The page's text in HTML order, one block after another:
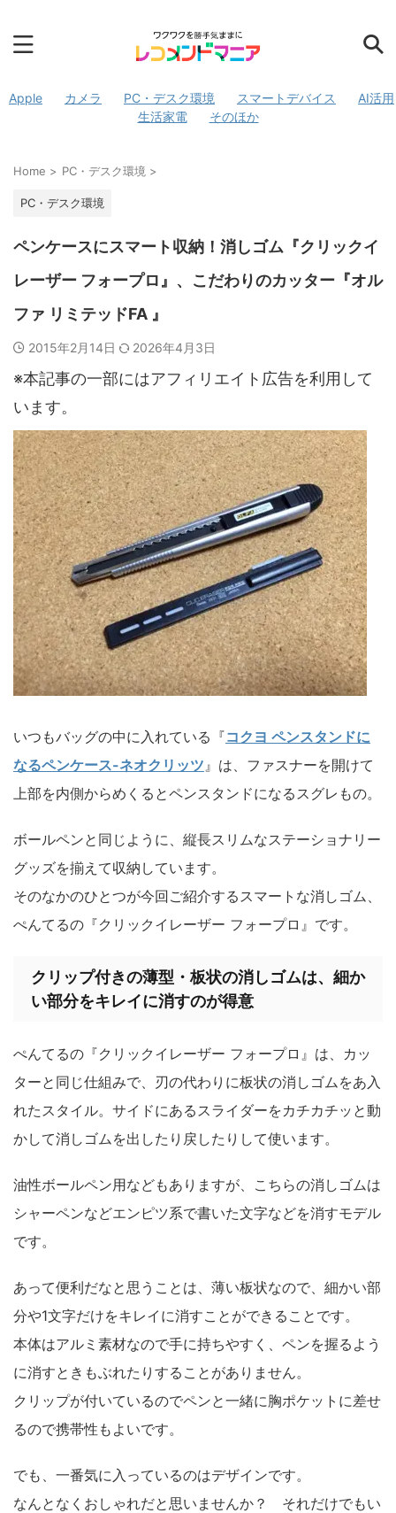
Apple カメラ PC・デスク環境 スマートデバイス
AI活用
生活家電
そのほか
Home > PC・デスク環境 >
PC・デスク環境
ペンケースにスマート収納！消しゴム『クリックイ
レーザー フォープロ』、こだわりのカッター『オル
ファ リミテッドFA 』
2015年2月14日 2026年4月3日
※本記事の一部にはアフィリエイト広告を利用して
います。
いつもバッグの中に入れている『コクヨ ペンスタンドに
なるペンケース-ネオクリッツ』は、ファスナーを開けて
上部を内側からめくるとペンスタンドになるスグレもの。
ボールペンと同じように、縦長スリムなステーショナリー
グッズを揃えて収納しています。
そのなかのひとつが今回ご紹介するスマートな消しゴム、
ぺんてるの『クリックイレーザー フォープロ』 です。
クリップ付きの薄型・板状の消しゴムは、細か
い部分をキレイに消すのが得意
ぺんてるの『クリックイレーザー フォープロ』は、カッ
ターと同じ仕組みで、刃の代わりに板状の消しゴムをあ入
れたスタイル。サイドにあるスライダーをカチカチッと動
かして消しゴムを出したり戻したりして使います。
油性ボールペン用などもありますが、こちらの消しゴムは
シャーペンなどエンピツ系で書いた文字などを消すモデル
です。
あって便利だなと思うことは、薄い板状なので、細かい部
分や1文字だけをキレイに消すことができることです。
本体はアルミ素材なので手に持ちやすく、ペンを握るよう
に消すときもぶれたりすることがありません。
クリップが付いているのでペンと一緒に胸ポケットに差せ
るので携帯性もよいです。
でも、一番気に入っているのはデザインです。
なんとなくおしゃれだと思いませんか？ それだけでもい